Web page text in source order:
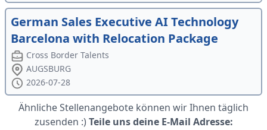
German Sales Executive AI Technology
Barcelona with Relocation Package
Cross Border Talents
AUGSBURG
2026-07-28
Ähnliche Stellenangebote können wir Ihnen täglich
zusenden :) Teile uns deine E-Mail Adresse: